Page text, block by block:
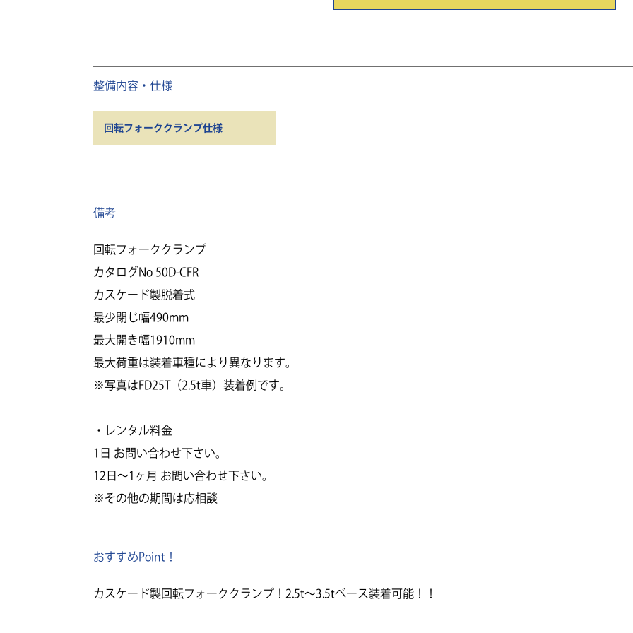
整備内容・仕様
回転フォーククランプ仕様
備考
回転フォーククランプ
カタログNo 50D-CFR
カスケード製脱着式
最少閉じ幅490mm
最大開き幅1910mm
最大荷重は装着車種により異なります。
※写真はFD25T（2.5t車）装着例です。
・レンタル料金
1日 お問い合わせ下さい。
12日～1ヶ月 お問い合わせ下さい。
※その他の期間は応相談
おすすめPoint！
カスケード製回転フォーククランプ！2.5t～3.5tベース装着可能！！